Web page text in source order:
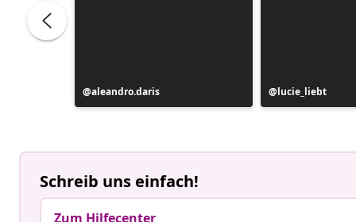
Beitrag
veröffentlicht
aleandro.daris
Beitrag
veröffentlicht
lucie_liebt
Schreib uns einfach!
Zum Hilfecenter